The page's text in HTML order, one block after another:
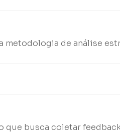
metodologia de análise
que busca coletar